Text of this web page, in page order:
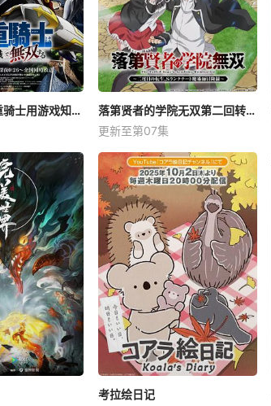
被追放的转生重骑士用游戏知识开无双
落第贤者的学院无双第二回转生，S等级作弊魔术师冒险记
更新至第07集
考拉绘日记